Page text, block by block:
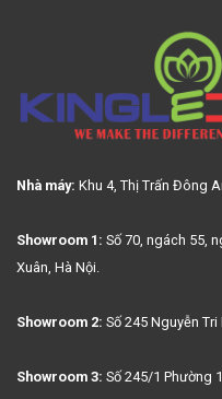
Nhà máy: Khu 4, Thị Trấn Đông
Showroom 1: Số 70, ngách 55,
Xuân, Hà Nội.
Showroom 2: Số 245 Nguyễn
Showroom 3: Số 245/1 Phường